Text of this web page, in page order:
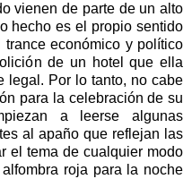
vienen de parte de un alto
hecho es el propio sentido
económico y político
de un hotel que ella
legal. Por lo tanto, no cabe
para la celebración de su
a leerse algunas
al apaño que reflejan las
el tema de cualquier modo
roja para la noche